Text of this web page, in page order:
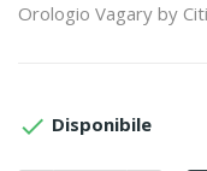
Orologio Vagary by
 Disponibile